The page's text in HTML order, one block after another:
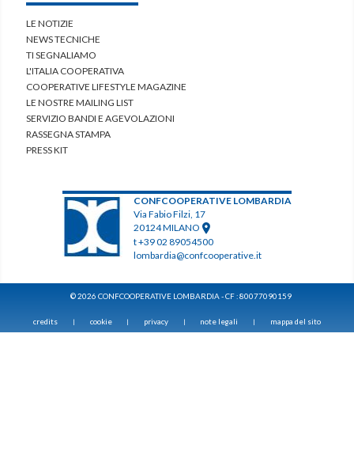
LE NOTIZIE
NEWS TECNICHE
TI SEGNALIAMO
L'ITALIA COOPERATIVA
COOPERATIVE LIFESTYLE MAGAZINE
LE NOSTRE MAILING LIST
SERVIZIO BANDI E AGEVOLAZIONI
RASSEGNA STAMPA
PRESS KIT
CONFCOOPERATIVE LOMBARDIA
Via Fabio Filzi, 17
20124 MILANO
t +39 02 89054500
lombardia@confcooperative.it
© 2026 CONFCOOPERATIVE LOMBARDIA - CF : 80077090159
credits cookie privacy note legali mappa del sito